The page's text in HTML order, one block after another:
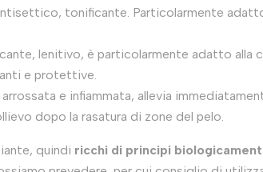
tonificante. Particolarmente
lenitivo, è particolarmente adatto alla
e protettive.
e infiammata, allevia
dopo la rasatura di zone del pelo.
quindi ricchi di principi